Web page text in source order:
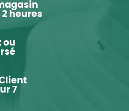
2 heures
ou
7